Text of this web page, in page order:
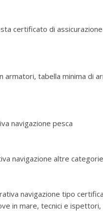
certificato di
armatori, tabella minima di
navigazione pesca
navigazione altre
navigazione tipo
in mare, tecnici e